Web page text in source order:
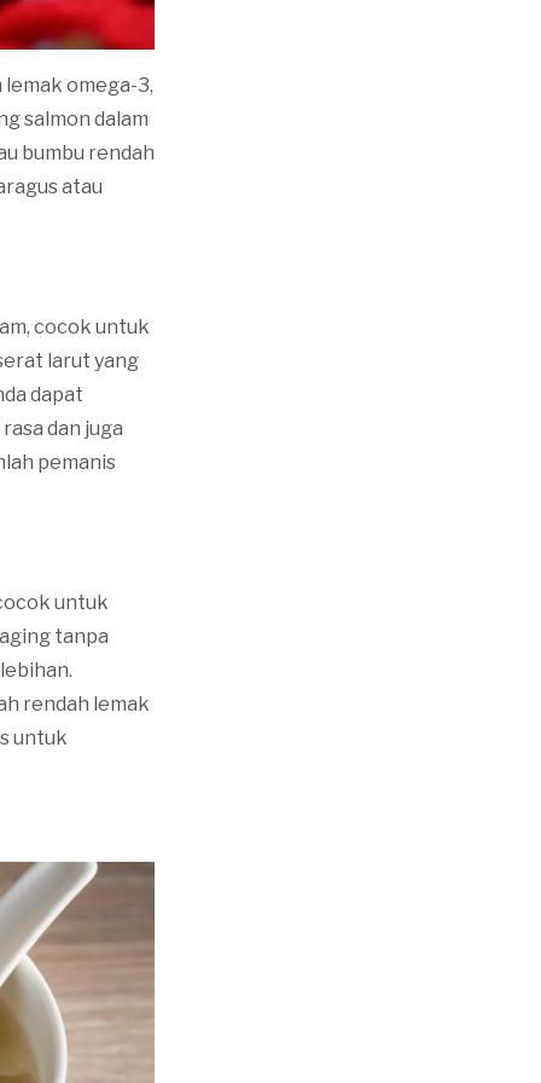
lemak omega-3,
salmon dalam
bumbu rendah
atau
cocok untuk
larut yang
dapat
dan juga
pemanis
untuk
tanpa
rendah lemak
untuk